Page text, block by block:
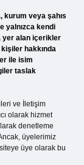
kurum veya şahıs
yalnızca kendi
yer alan içerikler
hakkında
ile isim
taslak
ve İletişim
olarak hizmet
denetleme
üyelerimiz
üye olarak bu